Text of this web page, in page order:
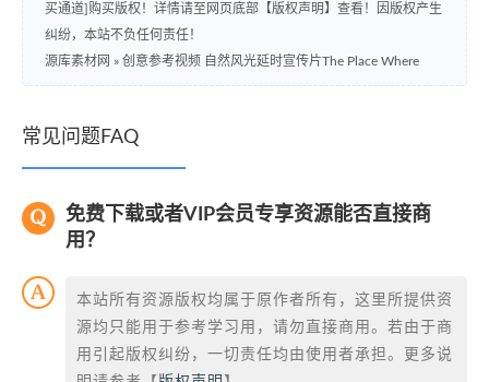
买通道]购买版权！详情请至网页底部【版权声明】查看！因版权产生
纠纷，本站不负任何责任！
源库素材网 » 创意参考视频 自然风光延时宣传片The Place Where
常见问题FAQ
免费下载或者VIP会员专享资源能否直接商
用？
本站所有资源版权均属于原作者所有，这里所提供资
源均只能用于参考学习用，请勿直接商用。若由于商
用引起版权纠纷，一切责任均由使用者承担。更多说